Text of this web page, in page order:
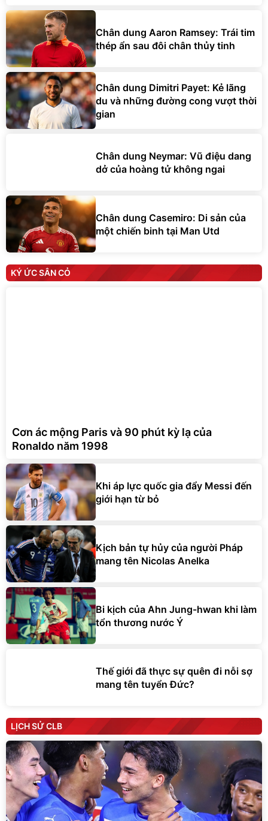
Chân dung Aaron Ramsey: Trái tim
thép ẩn sau đôi chân thủy tinh
Chân dung Dimitri Payet: Kẻ lãng
du và những đường cong vượt thời
gian
Chân dung Neymar: Vũ điệu dang
dở của hoàng tử không ngai
Chân dung Casemiro: Di sản của
một chiến binh tại Man Utd
KÝ ỨC SÂN CỎ
Cơn ác mộng Paris và 90 phút kỳ lạ của
Ronaldo năm 1998
Khi áp lực quốc gia đẩy Messi đến
giới hạn từ bỏ
Kịch bản tự hủy của người Pháp
mang tên Nicolas Anelka
Bi kịch của Ahn Jung-hwan khi làm
tổn thương nước Ý
Thế giới đã thực sự quên đi nỗi sợ
mang tên tuyển Đức?
LỊCH SỬ CLB